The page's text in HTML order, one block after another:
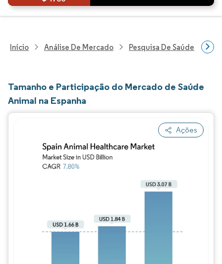
Início Análise De Mercado Pesquisa De Saúde
Tamanho e Participação do Mercado de Saúde
Animal na Espanha
Ações